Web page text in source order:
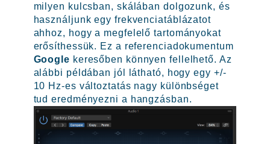
milyen kulcsban, skálában dolgozunk, és
használjunk egy frekvenciatáblázatot
ahhoz, hogy a megfelelő tartományokat
erősíthessük. Ez a referenciadokumentum
Google keresőben könnyen fellelhető. Az
alábbi példában jól látható, hogy egy +/-
10 Hz-es változtatás nagy különbséget
tud eredményezni a hangzásban.